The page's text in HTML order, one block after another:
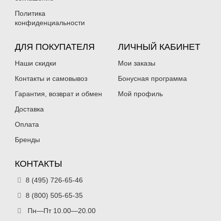
Воблер TsuYoki BOSUN 75S (7.5см,
31.5гр) цв. L614
355
Нет в наличии
Воблер TsuYoki BOSUN 75S (7.5см,
31.5гр) цв. 614
355
355₽
Политика
конфиденциальности
ДЛЯ ПОКУПАТЕЛЯ
Наши скидки
Контакты и самовывоз
Гарантия, возврат и обмен
Доставка
Оплата
Бренды
ЛИЧНЫЙ КАБИНЕТ
Мои заказы
Бонусная программа
Мой профиль
КОНТАКТЫ
8 (495) 726-65-46
8 (800) 505-65-35
Пн—Пт 10.00—20.00